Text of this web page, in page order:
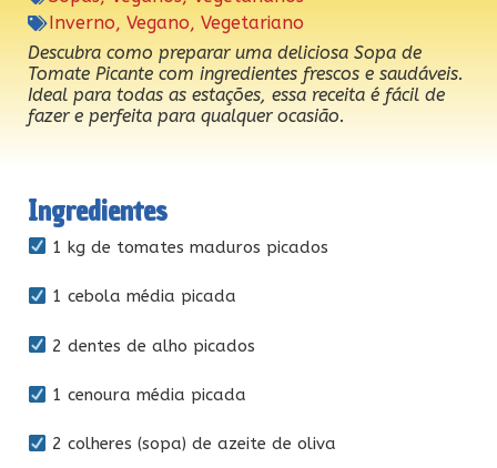
Inverno, Vegano, Vegetariano
Descubra como preparar uma deliciosa Sopa de
Tomate Picante com ingredientes frescos e saudáveis.
Ideal para todas as estações, essa receita é fácil de
fazer e perfeita para qualquer ocasião.
Ingredientes
1 kg de tomates maduros picados
1 cebola média picada
2 dentes de alho picados
1 cenoura média picada
2 colheres (sopa) de azeite de oliva